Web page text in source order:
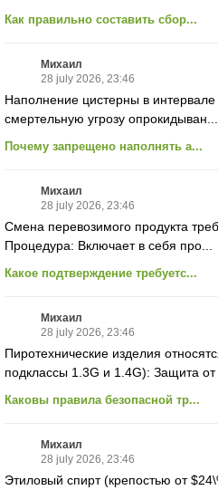
Как правильно составить сбор...
Михаил
28 july 2026, 23:46
Наполнение цистерны в
смертельную угрозу опрокидыван...
Почему запрещено наполнять а...
Михаил
28 july 2026, 23:46
Смена перевозимого продукта
Процедура: Включает в себя про...
Какое подтверждение требуетс...
Михаил
28 july 2026, 23:46
Пиротехнические изделия
подклассы 1.3G и 1.4G): Защита от
Каковы правила безопасной тр...
Михаил
28 july 2026, 23:46
Этиловый спирт (крепостью от